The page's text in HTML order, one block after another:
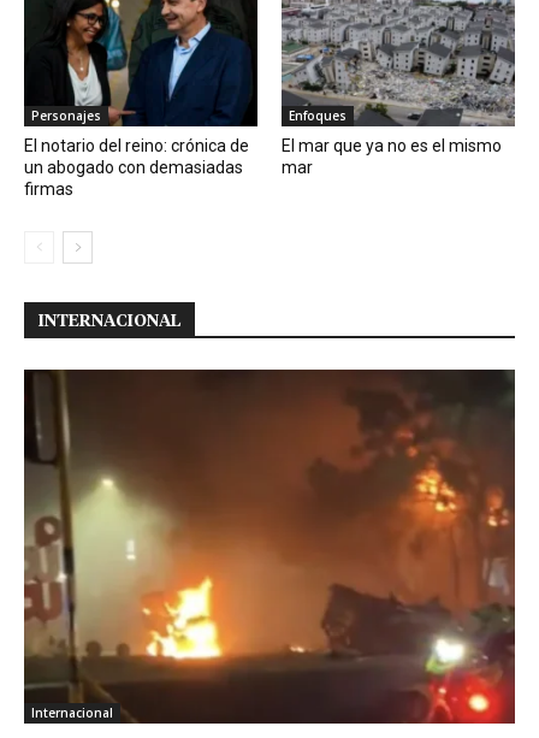
Personajes
El notario del reino: crónica de
un abogado con demasiadas
firmas
Enfoques
El mar que ya no es el mismo
mar
INTERNACIONAL
Internacional